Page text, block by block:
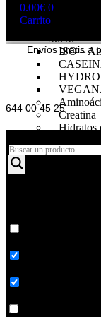
Suero
ISO –
Creatina
Hidratos
Intra –
0.00€ 0
Carrito
Envíos gratis a
644 00 45 25